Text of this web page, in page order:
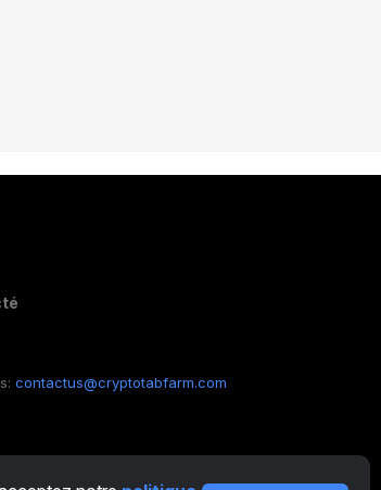
contactus@cryptotabfarm.com